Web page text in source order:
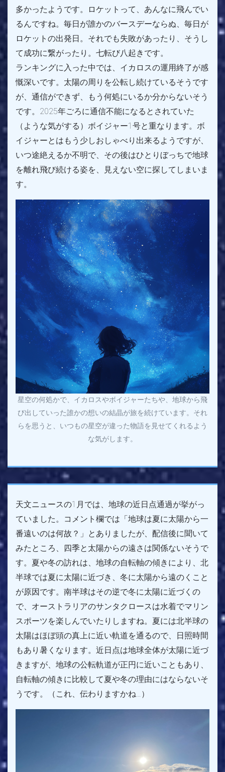
多かったようです。ロケットって、あんなに飛んでい
るんですね。毎日が誰かのバースデーならぬ、毎日が
ロケットの出発日。それでも失敗があったり、そうし
て成功に繋がったり。七転び八起きです。
ランキングに入った中では、イカロスの運用終了が感
慨深いです。太陽の周りを公転し続けているそうです
が、通信ができず、もう何処にいるか分からないそう
です。2025年ごろに通信不能になるとされていた
（ような気がする）ボイジャー1号と重なります。ボ
イジャーとはもう少しおしゃべり出来るようですが、
いつ途絶えるか不明で、その後はひとりぼっちで地球
を離れ飛び続ける姿を、見えない空に探してしまいま
す。
星空の何処かで、イカロスやボイジャーたちや、地球から飛
び出していった誰かの想いの結晶が旅を続けています。それ
らを思うと、いつもの星空が違った物語を見せてくれるよう
な気がします。
天文ニュースの1月では、地球の近日点通過が挙がっ
ていました。コメント欄では「地球は夏に太陽から一
番遠いのは何故？」とありましたが、配信後に聞いて
みたところ、四季と太陽からの遠さは関係ないそうで
す。夏や冬の訪れは、地球の自転軸の傾きにより、北
半球では夏に太陽に近づき、冬に太陽から遠のくこと
が原因です。南半球はその逆で冬に太陽に近づくの
で、オーストラリアのサンタクロースは水着でマリン
スポーツを楽しんでいたりしますね。夏には北半球の
太陽はほぼ頭の真上に近い軌道を通るので、日照時間
もあり暑くなります。近日点は地球全体が太陽に近づ
きますが、地球の公転軌道が正円に近いこともあり、
自転軸の傾きに比較して夏や冬の理由にはならないそ
うです。（これ、伝わりますかね…）